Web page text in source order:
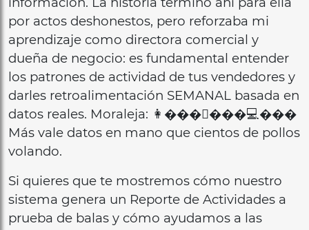
por actos deshonestos, pero reforzaba mi
aprendizaje como directora comercial y
dueña de negocio: es fundamental entender
los patrones de actividad de tus vendedores y
darles retroalimentación SEMANAL basada en
datos reales. Moraleja: 👩���🏽���‍💻���
Más vale datos en mano que cientos de pollos
volando.
Si quieres que te mostremos cómo nuestro
sistema genera un Reporte de Actividades a
prueba de balas y cómo ayudamos a las